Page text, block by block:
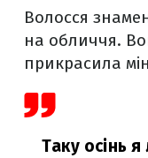
Волосся
на обличчя.
прикрасила
Таку осінь